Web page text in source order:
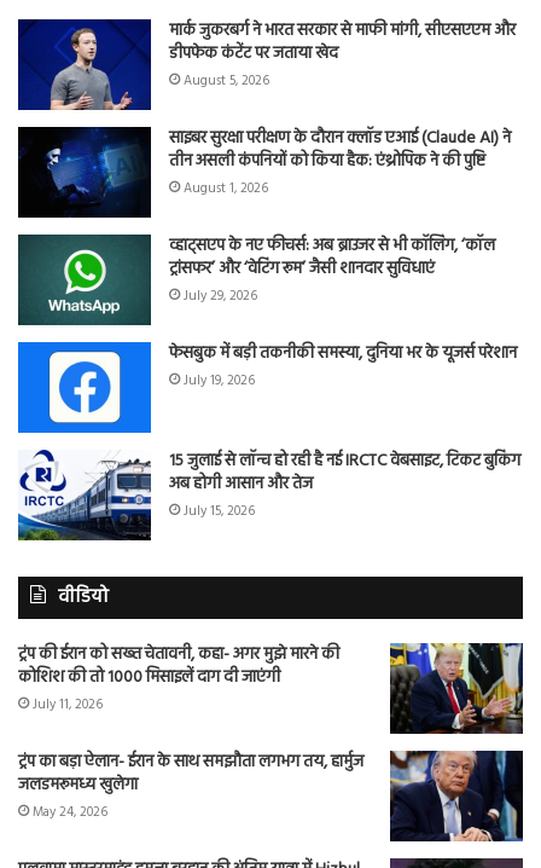
मार्क जुकरबर्ग ने भारत सरकार से माफी मांगी, सीएसएएम और
डीपफेक कंटेंट पर जताया खेद
August 5, 2026
साइबर सुरक्षा परीक्षण के दौरान क्लॉड एआई (Claude AI) ने
तीन असली कंपनियों को किया हैक: एंथ्रोपिक ने की पुष्टि
August 1, 2026
व्हाट्सएप के नए फीचर्स: अब ब्राउजर से भी कॉलिंग, ‘कॉल
ट्रांसफर’ और ‘वेटिंग रूम’ जैसी शानदार सुविधाएं
July 29, 2026
फेसबुक में बड़ी तकनीकी समस्या, दुनिया भर के यूजर्स परेशान
July 19, 2026
15 जुलाई से लॉन्च हो रही है नई IRCTC वेबसाइट, टिकट बुकिंग
अब होगी आसान और तेज
July 15, 2026
वीडियो
ट्रंप की ईरान को सख्त चेतावनी, कहा- अगर मुझे मारने की
कोशिश की तो 1000 मिसाइलें दाग दी जाएंगी
July 11, 2026
ट्रंप का बड़ा ऐलान- ईरान के साथ समझौता लगभग तय, हार्मुज
जलडमरूमध्य खुलेगा
May 24, 2026